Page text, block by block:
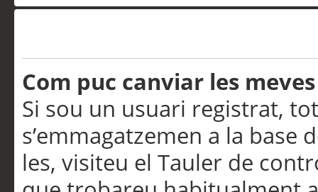
Com puc canviar les
Si sou un usuari registrat,
s’emmagatzemen a la
les, visiteu el Tauler de